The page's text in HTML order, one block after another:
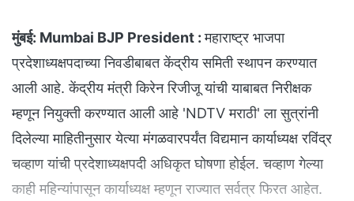
मुंबई: Mumbai BJP President :महाराष्ट्र भाजपा
प्रदेशाध्यक्षपदाच्या निवडीबाबत केंद्रीय समिती स्थापन करण्यात
आली आहे. केंद्रीय मंत्री किरेन रिजीजू यांची याबाबत निरीक्षक
म्हणून नियुक्ती करण्यात आली आहे 'NDTV मराठी' ला सुत्रांनी
दिलेल्या माहितीनुसार येत्या मंगळवारपर्यंत विद्यमान कार्याध्यक्ष रविंद्र
चव्हाण यांची प्रदेशाध्यक्षपदी अधिकृत घोषणा होईल. चव्हाण गेल्या
काही महिन्यांपासून कार्याध्यक्ष म्हणून राज्यात सर्वत्र फिरत आहेत.